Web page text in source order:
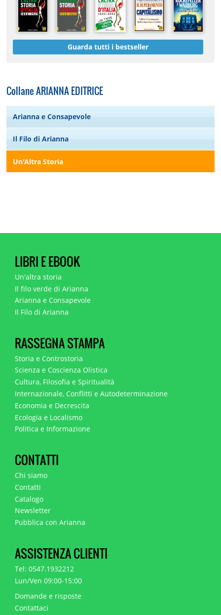
Guarda tutti i bestseller
Collane ARIANNA EDITRICE
Arianna e Consapevole
Il Filo di Arianna
Un'Altra Storia
LIBRI E EBOOK
Un'altra storia
Il filo verde di Arianna
Arianna e Consapevole
Il Filo di Arianna
RASSEGNA STAMPA
Storia e Controstoria
Scienza e Coscienza Olistica
Cultura, Filosofia e Spiritualità
Internazionale, Conflitti e Autodeterminazione
Economia e Decrescita
Ecologia e Localismo
Politica e Informazione
CONTATTI
Chi siamo
Contatti
Catalogo
Newsletter
Pubblica con Arianna
ASSISTENZA CLIENTI
Tel: 0547.1932212
Lun/Ven 09:00-15:00
Domande e risposte
Contattaci